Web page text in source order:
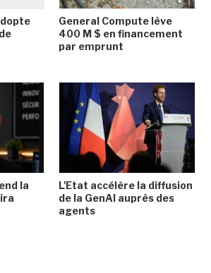
General Compute lève
400 M $ en financement
par emprunt
la
L'Etat accélère la diffusion
de la GenAI auprès des
agents